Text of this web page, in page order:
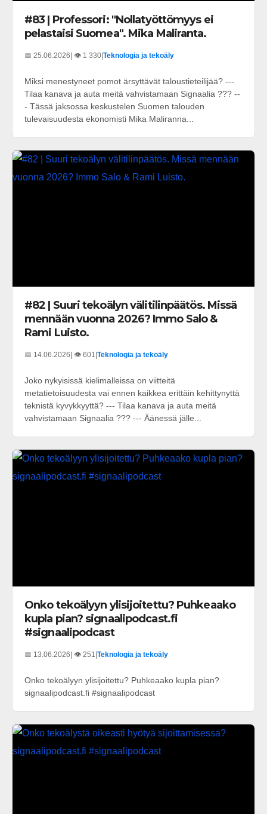
#83 | Professori: "Nollatyöttömyys ei
pelastaisi Suomea". Mika Maliranta.
📅 25.06.2026 | 👁️ 1 330 Teknologia ja tekoäly
Miksi menestyneet pomot ärsyttävät taloustieteilijää? ---
Tilaa kanava ja auta meitä vahvistamaan Signaalia ??? --
- Tässä jaksossa keskustelen Suomen talouden
tulevaisuudesta ekonomisti Mika Maliranna...
#82 | Suuri tekoälyn välitilinpäätös. Missä
mennään vuonna 2026? Immo Salo &
Rami Luisto.
📅 14.06.2026 | 👁️ 601 Teknologia ja tekoäly
Joko nykyisissä kielimalleissa on viitteitä
metatietoisuudesta vai ennen kaikkea erittäin kehittynyttä
teknistä kyvykkyyttä? --- Tilaa kanava ja auta meitä
vahvistamaan Signaalia ??? --- Äänessä jälle...
Onko tekoälyyn ylisijoitettu? Puhkeaako
kupla pian? signaalipodcast.fi
#signaalipodcast
📅 13.06.2026| 👁️ 251 |Teknologia ja tekoäly
Onko tekoälyyn ylisijoitettu? Puhkeaako kupla pian?
signaalipodcast.fi #signaalipodcast